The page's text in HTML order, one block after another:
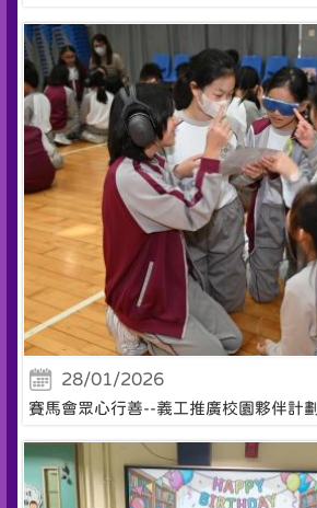
28/01/2026
賽馬會眾心行善--義工推廣校園夥伴計劃